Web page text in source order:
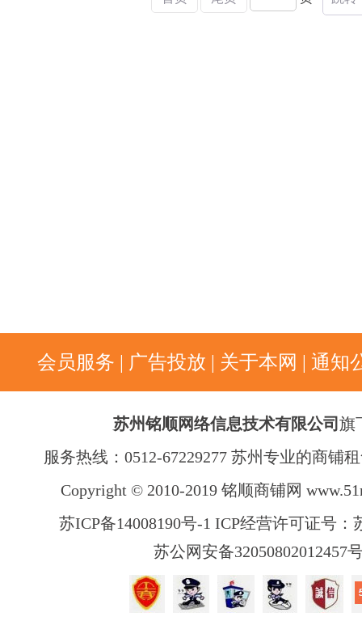
会员服务 | 广告投放 | 关于本网 | 通知
苏州铭顺网络信息技术有限公司 旗
服务热线：0512-67229277 苏州专业的商铺
Copyright © 2010-2019 铭顺商铺网
苏ICP备14008190号-1 ICP经营许可证号：
苏公网安备32050802012457